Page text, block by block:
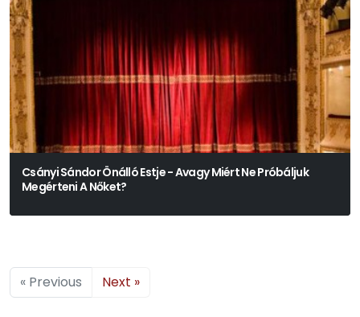
Csányi Sándor Önálló Estje - Avagy Miért Ne Próbáljuk
Megérteni A Nőket?
« Previous Next »